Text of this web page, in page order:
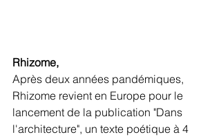
Rhizome,
Après deux années pandémiques,
Rhizome revient en Europe pour le
lancement de la publication "Dans
l'architecture", un texte poétique à 4